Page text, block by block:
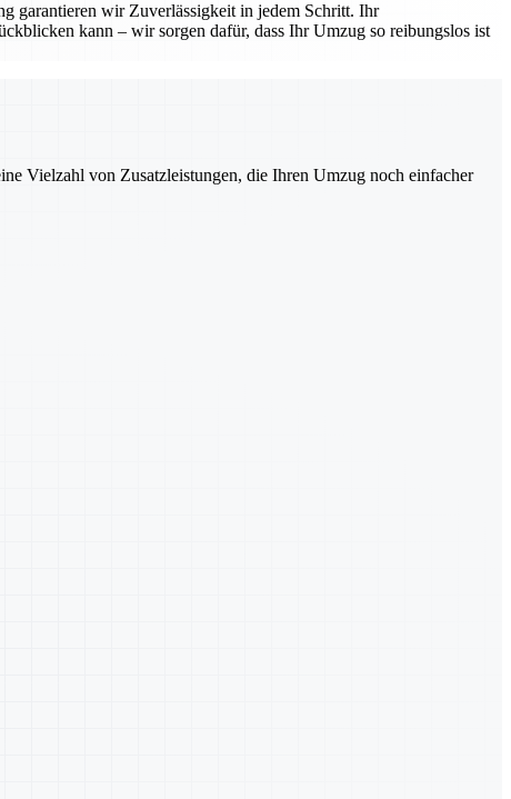
garantieren wir Zuverlässigkeit in jedem Schritt. Ihr
kann – wir sorgen dafür, dass Ihr Umzug so reibungslos ist
Vielzahl von Zusatzleistungen, die Ihren Umzug noch einfacher